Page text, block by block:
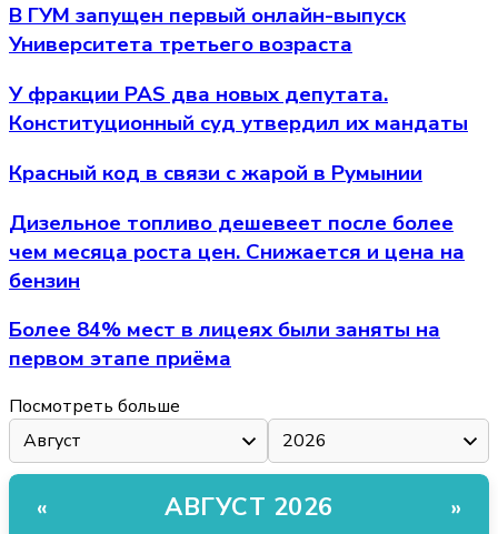
В ГУМ запущен первый онлайн-выпуск
Университета третьего возраста
У фракции PAS два новых депутата.
Конституционный суд утвердил их мандаты
Красный код в связи с жарой в Румынии
Дизельное топливо дешевеет после более
чем месяца роста цен. Снижается и цена на
бензин
Более 84% мест в лицеях были заняты на
первом этапе приёма
Посмотреть больше
« АВГУСТ 2026 »